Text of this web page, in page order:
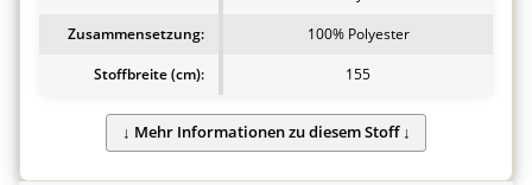
Zusammensetzung:
100% Polyester
Stoffbreite (cm):
155